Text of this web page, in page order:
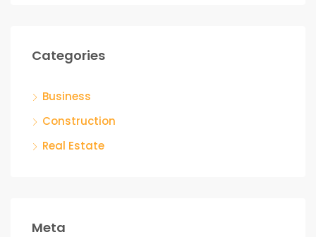
Categories
Business
Construction
Real Estate
Meta